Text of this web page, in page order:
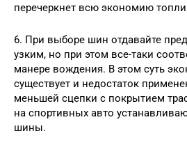
перечеркнет всю экономию
6. При выборе шин отдавайте
узким, но при этом все-таки
манере вождения. В этом суть
существует и недостаток
меньшей сцепки с покрытием
на спортивных авто
шины.